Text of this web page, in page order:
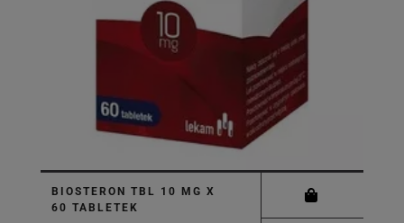
BIOSTERON TBL 10 MG X
60 TABLETEK